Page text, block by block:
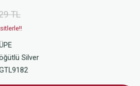
TL
Silver